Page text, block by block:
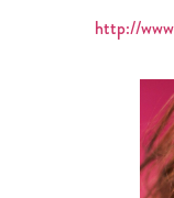
http://